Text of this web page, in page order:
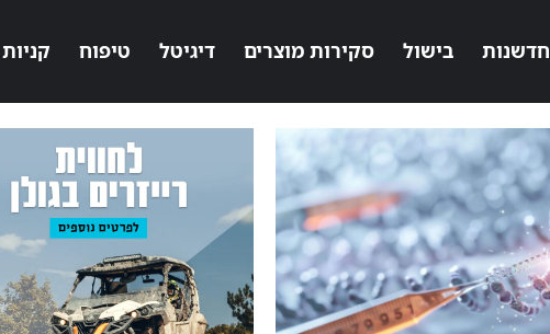
חדשנות בישול סקירות מוצרים דיגיטל טיפוח קניות